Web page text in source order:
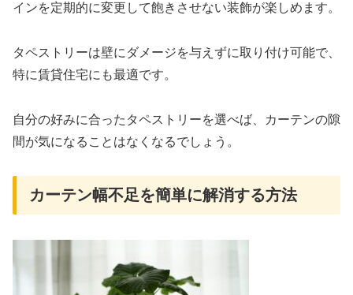
インを定期的に変更して飽きさせない装飾が楽しめます。
タペストリーは壁にダメージを与えずに取り付け可能で、
特に賃貸住宅にも最適です。
自分の好みに合ったタペストリーを選べば、カーテンの隙
間が気になることはなくなるでしょう。
カーテン幅不足を簡単に解消する方法